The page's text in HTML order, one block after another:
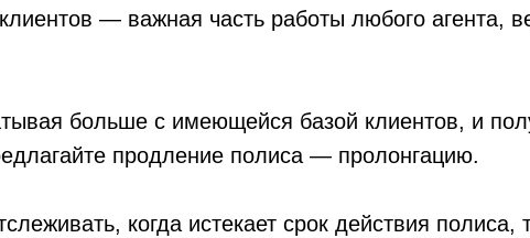
— важная часть работы любого агента,
больше с имеющейся базой клиентов, и
продление полиса — пролонгацию.
когда истекает срок действия полиса,